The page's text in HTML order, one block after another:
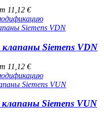
11,12 €
Siemens VDN
11,12 €
Siemens VUN